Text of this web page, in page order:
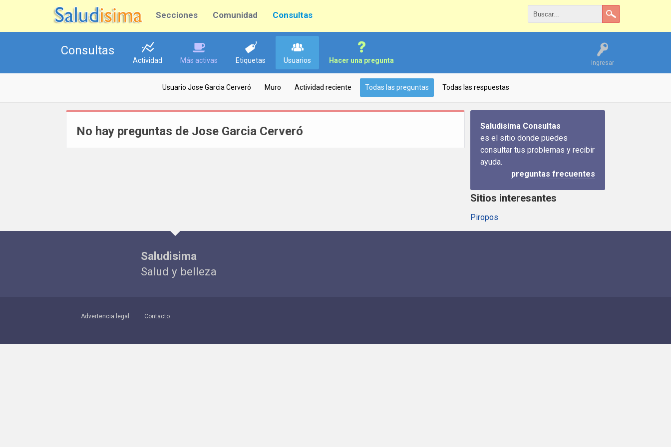
Secciones Comunidad Consultas
Ingresar
Consultas
Actividad Más activas Etiquetas Usuarios Hacer una pregunta
Usuario Jose Garcia Cerveró Muro Actividad reciente Todas las preguntas Todas las respuestas
No hay preguntas de Jose Garcia Cerveró
Saludisima Consultas
es el sitio donde puedes
consultar tus problemas y recibir
ayuda.
preguntas frecuentes
Sitios interesantes
Piropos
Saludisima
Salud y belleza
Advertencia legal Contacto